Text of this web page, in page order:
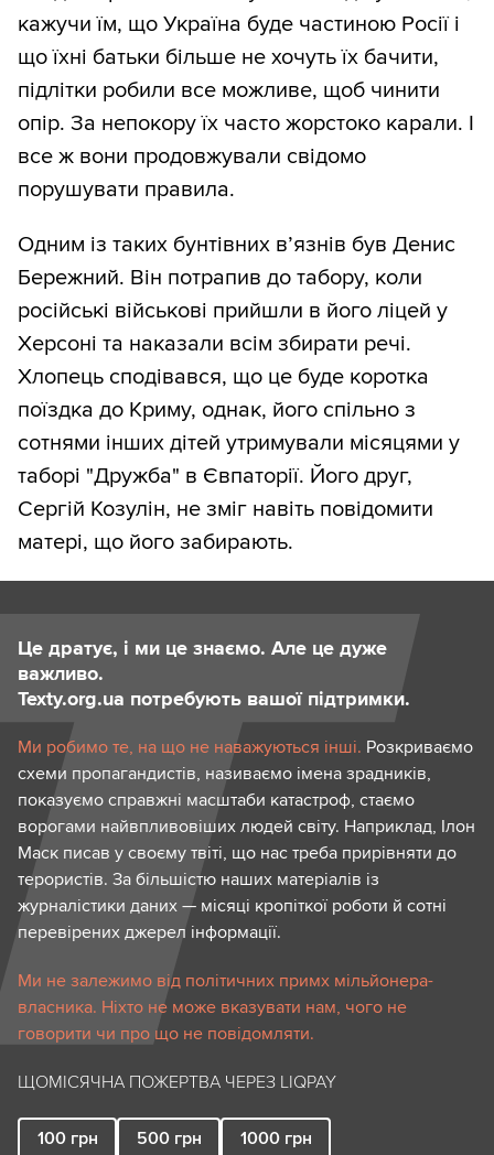
кажучи їм, що Україна буде частиною Росії і
що їхні батьки більше не хочуть їх бачити,
підлітки робили все можливе, щоб чинити
опір. За непокору їх часто жорстоко карали. І
все ж вони продовжували свідомо
порушувати правила.
Одним із таких бунтівних в’язнів був Денис
Бережний. Він потрапив до табору, коли
російські військові прийшли в його ліцей у
Херсоні та наказали всім збирати речі.
Хлопець сподівався, що це буде коротка
поїздка до Криму, однак, його спільно з
сотнями інших дітей утримували місяцями у
таборі "Дружба" в Євпаторії. Його друг,
Сергій Козулін, не зміг навіть повідомити
матері, що його забирають.
Це дратує, і ми це знаємо. Але це дуже
важливо.
Texty.org.ua потребують вашої підтримки.
Ми робимо те, на що не наважуються інші. Розкриваємо
схеми пропагандистів, називаємо імена зрадників,
показуємо справжні масштаби катастроф, стаємо
ворогами найвпливовіших людей світу. Наприклад, Ілон
Маск писав у своєму твіті, що нас треба прирівняти до
терористів. За більшістю наших матеріалів із
журналістики даних — місяці кропіткої роботи й сотні
перевірених джерел інформації.
Ми не залежимо від політичних примх мільйонера-
власника. Ніхто не може вказувати нам, чого не
говорити чи про що не повідомляти.
ЩОМІСЯЧНА ПОЖЕРТВА ЧЕРЕЗ LIQPAY
100 грн 500 грн 1000 грн